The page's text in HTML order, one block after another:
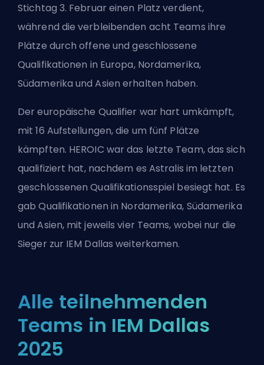
Stichtag 3. Februar einen Platz verdient,
während die verbleibenden acht Teams ihre
Plätze durch offene und geschlossene
Qualifikationen in Europa, Nordamerika,
Südamerika und Asien erhalten haben.
Der europäische Qualifier war hart umkämpft,
mit 16 Aufstellungen, die um fünf Plätze
kämpften. HEROIC war das letzte Team, das sich
qualifiziert hat, nachdem es Astralis im letzten
geschlossenen Qualifikationsspiel besiegt hat. Es
gab Qualifikationen in Nordamerika, Südamerika
und Asien, mit jeweils vier Teams, wobei nur die
Sieger zur IEM Dallas weiterkamen.
Alle teilnehmenden
Teams in IEM Dallas
2025